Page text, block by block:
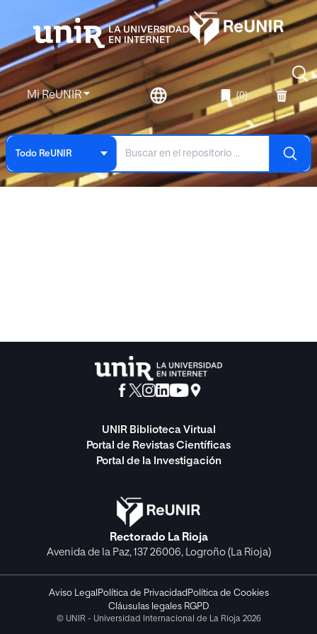
Mi ReUNIR (0)
Todo ReUNIR
UNIR Biblioteca Virtual
Portal de Revistas Científicas
Portal de la Investigación
Rectorado La Rioja
Avenida de la Paz, 137 26006, Logroño (La Rioja)
Aviso Legal Política de Privacidad Política de Cookies
Cláusulas legales RGPD
© UNIR - Universidad Internacional de La Rioja 2026